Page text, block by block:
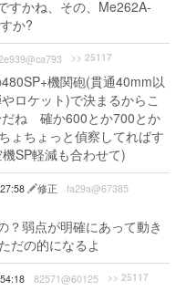
すかね、その、Me262A-
か?
>> 25117
機関砲(貫通40mm以
ロケット)で決まるからこ
だね 確か600とか700とか
ちょっと偵察してればす
SP軽減も合わせて)
修正 fa29a@67385
？弱点が明確にあって動き
だの的になるよ
82571@60125 >> 25117